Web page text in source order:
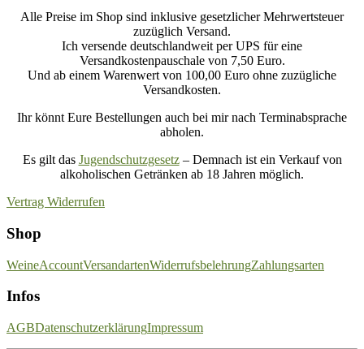
Alle Preise im Shop sind inklusive gesetzlicher Mehrwertsteuer
zuzüglich Versand.
Ich versende deutschlandweit per UPS für eine
Versandkostenpauschale von 7,50 Euro.
Und ab einem Warenwert von 100,00 Euro ohne zuzügliche
Versandkosten.
Ihr könnt Eure Bestellungen auch bei mir nach Terminabsprache
abholen.
Es gilt das Jugendschutzgesetz– Demnach ist ein Verkauf von
alkoholischen Getränken ab 18 Jahren möglich.
Vertrag Widerrufen
Shop
WeineAccountVersandartenWiderrufsbelehrungZahlungsarten
Infos
AGBDatenschutzerklärungImpressum